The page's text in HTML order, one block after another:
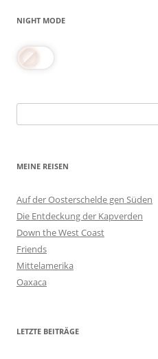
NIGHT MODE
nach:
MEINE REISEN
Auf der Oosterschelde gen Süden
Die Entdeckung der Kapverden
Down the West Coast
Friends
Mittelamerika
Oaxaca
LETZTE BEITRÄGE